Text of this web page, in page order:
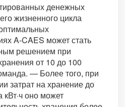
денежных
жизненного цикла
A-CAES может стать
решением при
от 10 до 100
— Более того, при
затрат на хранение до
кВт·ч оно может